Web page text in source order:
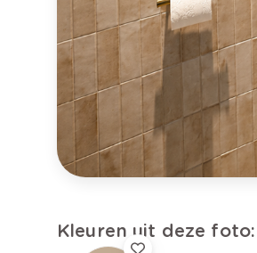
Kleuren uit deze foto: